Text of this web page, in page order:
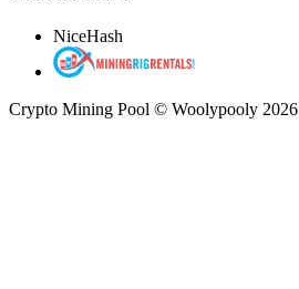
NiceHash
Crypto Mining Pool © Woolypooly 2026